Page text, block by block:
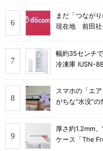
まだ「つなが
現在地 前田社
幅約35センチ
冷凍庫 IUSN-
スマホの「エ
がちな“水没”
厚さ約1.2mm
ケース「The